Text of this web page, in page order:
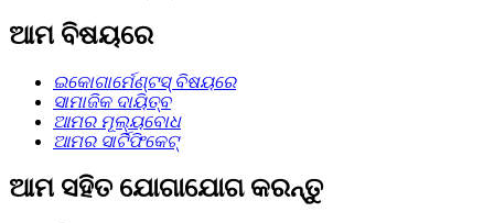
ଆମ ବିଷୟରେ
ଇକୋଗାର୍ମେଣ୍ଟସ୍ ବିଷୟରେ
ସାମାଜିକ ଦାୟିତ୍ବ
ଆମର ମୂଲ୍ୟବୋଧ
ଆମର ସାର୍ଟିଫିକେଟ୍
ଆମ ସହିତ ଯୋଗାଯୋଗ କରନ୍ତୁ